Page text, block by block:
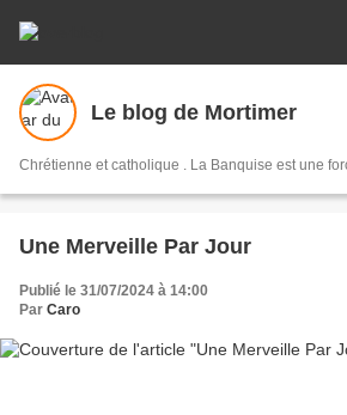
Le blog de Mortimer
Chrétienne et catholique . La Banquise est une
Une Merveille Par Jour
Publié le 31/07/2024 à 14:00
Par Caro